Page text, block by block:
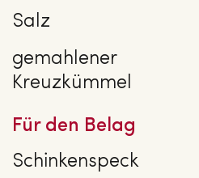
Salz
gemahlener
Kreuzkümmel
Für den Belag
Schinkenspeck